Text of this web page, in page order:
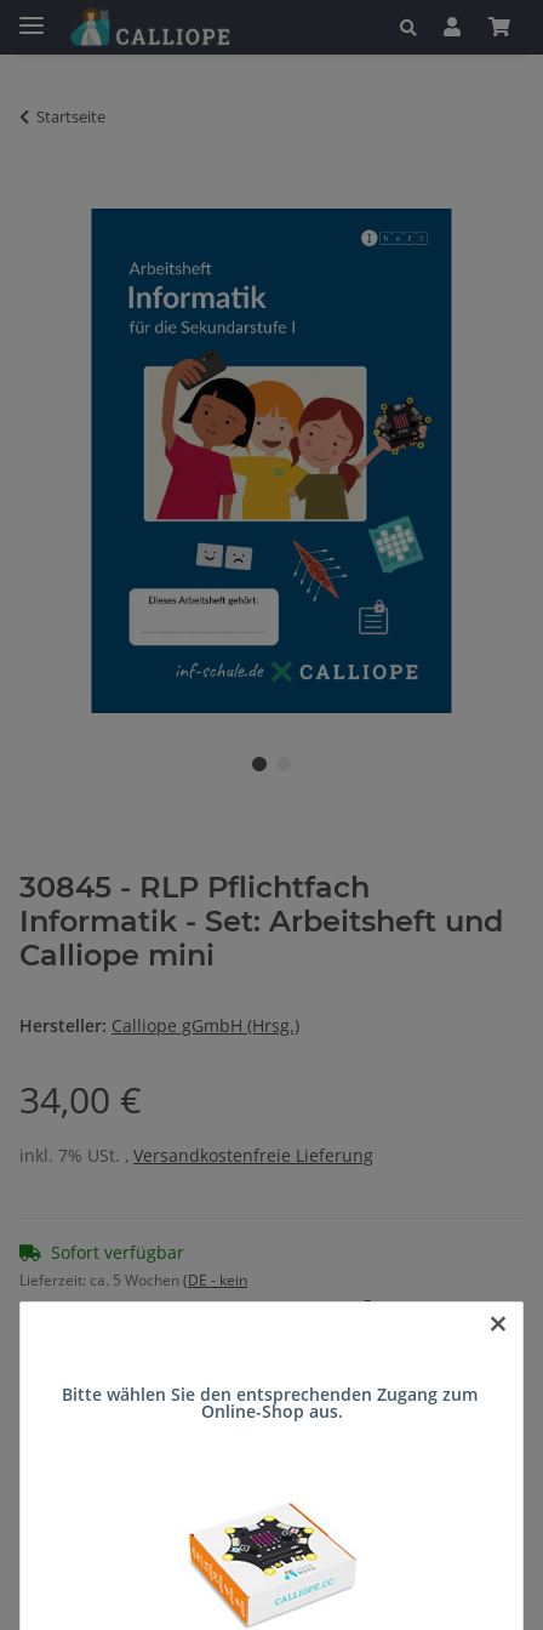
Startseite
30845 - RLP Pflichtfach
Informatik - Set: Arbeitsheft und
Calliope mini
Hersteller: Calliope gGmbH (Hrsg.)
34,00 €
inkl. 7% USt. , Versandkostenfreie Lieferung
Sofort verfügbar
Lieferzeit: ca. 5 Wochen(DE - kein
Auslandversand)
Frage zum Artikel
Stk
×
Bitte wählen Sie den entsprechenden Zugang zum
Online-Shop aus.